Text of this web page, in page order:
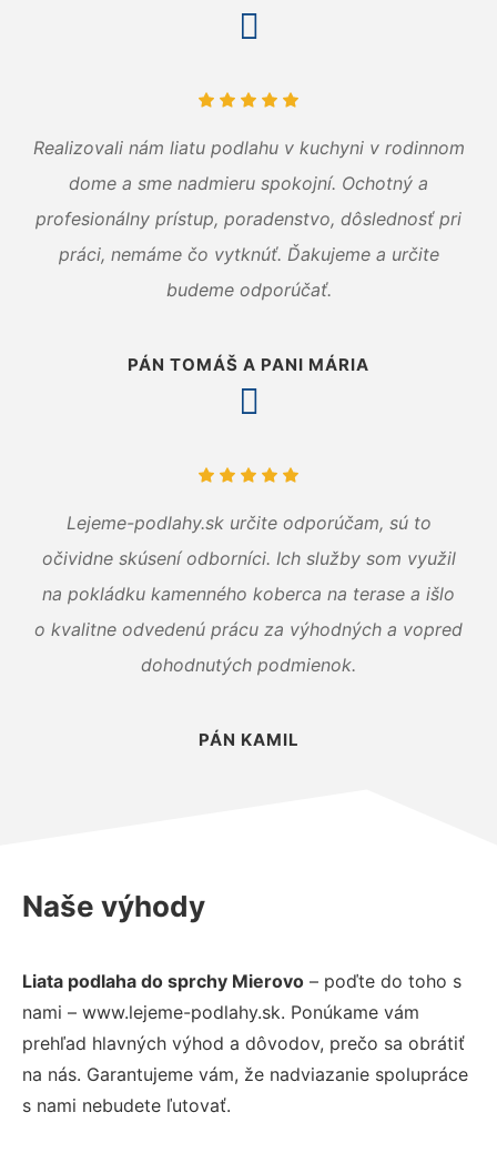
Realizovali nám liatu podlahu v kuchyni v rodinnom
dome a sme nadmieru spokojní. Ochotný a
profesionálny prístup, poradenstvo, dôslednosť pri
práci, nemáme čo vytknúť. Ďakujeme a určite
budeme odporúčať.
PÁN TOMÁŠ A PANI MÁRIA
Lejeme-podlahy.sk určite odporúčam, sú to
očividne skúsení odborníci. Ich služby som využil
na pokládku kamenného koberca na terase a išlo
o kvalitne odvedenú prácu za výhodných a vopred
dohodnutých podmienok.
PÁN KAMIL
Naše výhody
Liata podlaha do sprchy Mierovo – poďte do toho s
nami – www.lejeme-podlahy.sk. Ponúkame vám
prehľad hlavných výhod a dôvodov, prečo sa obrátiť
na nás. Garantujeme vám, že nadviazanie spolupráce
s nami nebudete ľutovať.